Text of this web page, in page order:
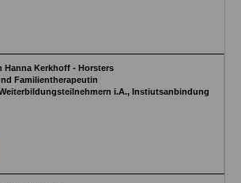
Hanna Kerkhoff - Horsters
Familientherapeutin
i.A., Instiutsanbindung